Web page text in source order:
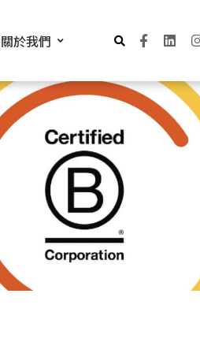
關於我們